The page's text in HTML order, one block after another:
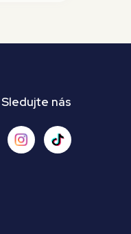
Sledujte nás